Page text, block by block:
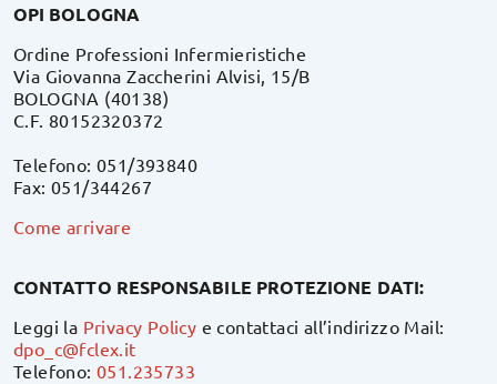
OPI BOLOGNA
Ordine Professioni Infermieristiche
Via Giovanna Zaccherini Alvisi, 15/B
BOLOGNA (40138)
C.F. 80152320372
Telefono: 051/393840
Fax: 051/344267
Come arrivare
CONTATTO RESPONSABILE PROTEZIONE DATI:
Leggi la Privacy Policy e contattaci all’indirizzo Mail:
dpo_c@fclex.it
Telefono:051.235733